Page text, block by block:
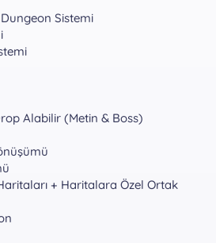
Sistemi
Alabilir (Metin & Boss)
+ Haritalara Özel Ortak